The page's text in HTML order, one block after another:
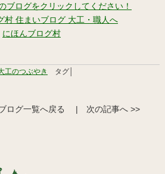
ブログをクリックしてください！
にほんブログ村
工のつぶやき タグ│
ログ一覧へ戻る | 次の記事へ >>